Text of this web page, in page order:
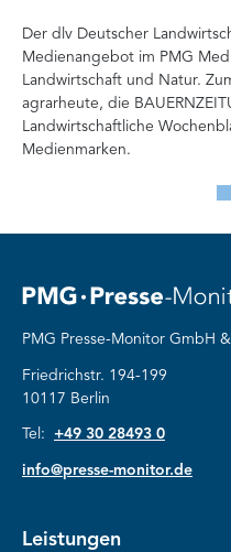
Der dlv Deutscher
Medienangebot im PMG
Landwirtschaft und Natur.
agrarheute, die
Landwirtschaftliche
Medienmarken.
PMG Presse-Monitor GmbH
Friedrichstr. 194-199
10117 Berlin
Tel: +49 30 28493 0
info@presse-monitor.de
Leistungen